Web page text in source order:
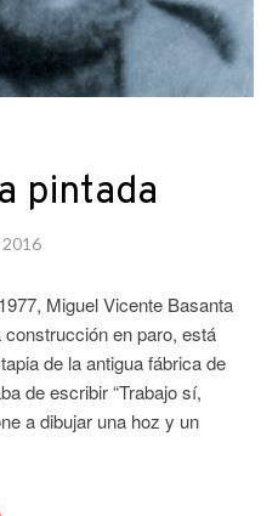
pintada
Miguel Vicente Basanta
en paro, está
de la antigua fábrica de
de escribir “Trabajo sí,
a dibujar una hoz y un